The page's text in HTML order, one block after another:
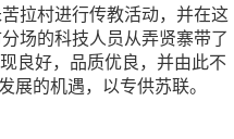
拉村进行传教活动，并在这
场的科技人员从弄贤寨带了
良好，品质优良，并由此不
的机遇，以专供苏联。